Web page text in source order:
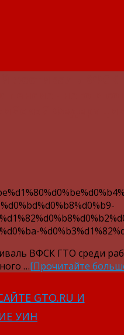
ВФСК ГТО среди
…[Прочитайте
GTO.RU И
УИН